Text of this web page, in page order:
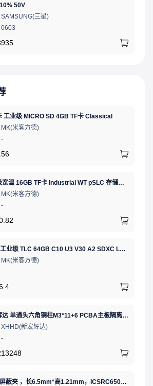
50V
SAMSUNG(三星)
0603
工业级 MICRO SD 4GB TF卡 Classical
MK(米客方德)
-
工业级宽温 16GB TF卡 Industrial WT pSLC 存储卡 MICRO SD LDPC纠错 PE 30K 无人机、行车记录仪、安防监控适配
MK(米客方德)
-
SD卡 工业级 TLC 64GB C10 U3 V30 A2 SDXC LDPC纠错 PE 3K 无人机、行车记录仪、安防监控适配
MK(米客方德)
-
新宏辉达 单通头六角铜柱M3*11+6 PCBA主板隔离螺柱
XHHD(新宏辉达)
-
ICT，屏蔽夹 ，长6.5mm*高1.21mm，ICSRC6508SFR